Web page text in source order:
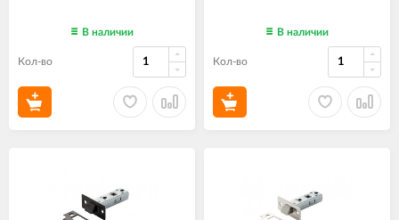
В наличии
Кол-во
В наличии
Кол-во